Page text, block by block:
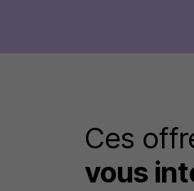
Ces
vous